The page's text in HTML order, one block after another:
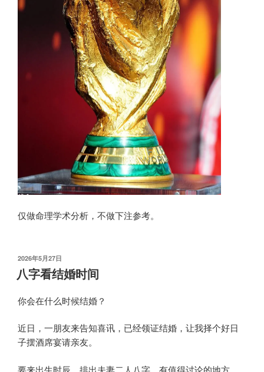
仅做命理学术分析，不做下注参考。
发
布
于
2026年5月27日
八字看结婚时间
你会在什么时候结婚？
近日，一朋友来告知喜讯，已经领证结婚，让我择个好日
子摆酒席宴请亲友。
要来出生时辰，排出夫妻二人八字，有值得讨论的地方。